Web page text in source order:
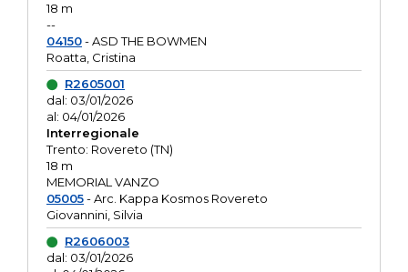
18 m
--
04150- ASD THE BOWMEN
Roatta, Cristina
R2605001
dal: 03/01/2026
al: 04/01/2026
Interregionale
Trento: Rovereto (TN)
18 m
MEMORIAL VANZO
05005- Arc. Kappa Kosmos Rovereto
Giovannini, Silvia
R2606003
dal: 03/01/2026